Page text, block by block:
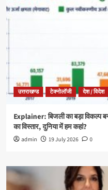
उत्तराखण्ड टेक्नोलॉजी देश / विदेश
Explainer: बिजली का बड़ा विकल्प
का विस्तार, दुनिया में हम कहां?
admin 19 July 2026 0